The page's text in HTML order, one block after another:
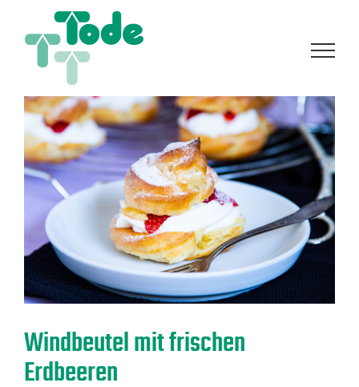
springen
Windbeutel mit frischen
Erdbeeren